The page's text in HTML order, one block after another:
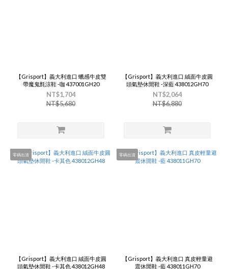
【Grisport】義大利進口 蠟感牛皮雙
帶魔鬼氈涼鞋 -咖 437001GH20
NT$1,704
NT$5,680
【Grisport】義大利進口 絨面牛皮圓
頭氣墊休閒鞋 -深藍 438012GH70
NT$2,064
NT$6,880
零碼出清
【Grisport】義大利進口 絨面牛皮圓
頭氣墊休閒鞋 -卡其色 438012GH48
零碼出清
【Grisport】義大利進口 真皮輕量避
震休閒鞋 -藍 438011GH70